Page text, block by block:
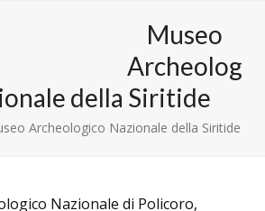
Museo
Archeolog
della Siritide
Archeologico Nazionale della Siritide
Nazionale di Policoro,